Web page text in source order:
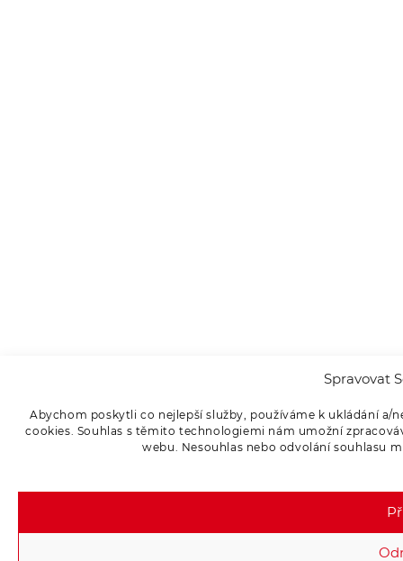
Spravovat
Abychom poskytli co nejlepší služby, používáme k ukládání
cookies. Souhlas s těmito technologiemi nám umožní
webu. Nesouhlas nebo odvolání souhlasu